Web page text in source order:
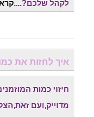
לקהל שלכם?....
איך לחזות את
חיזוי כמות
מדוייק,ועם